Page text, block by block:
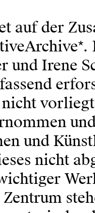
auf der
und Irene
und
nicht